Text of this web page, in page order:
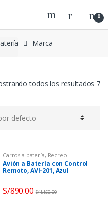
0
Marca
todos los resultados 7
Carros a batería, Recreo
Avión a Batería con Control
Remoto, AVI-201, Azul
S/890.00 S/1,150.00